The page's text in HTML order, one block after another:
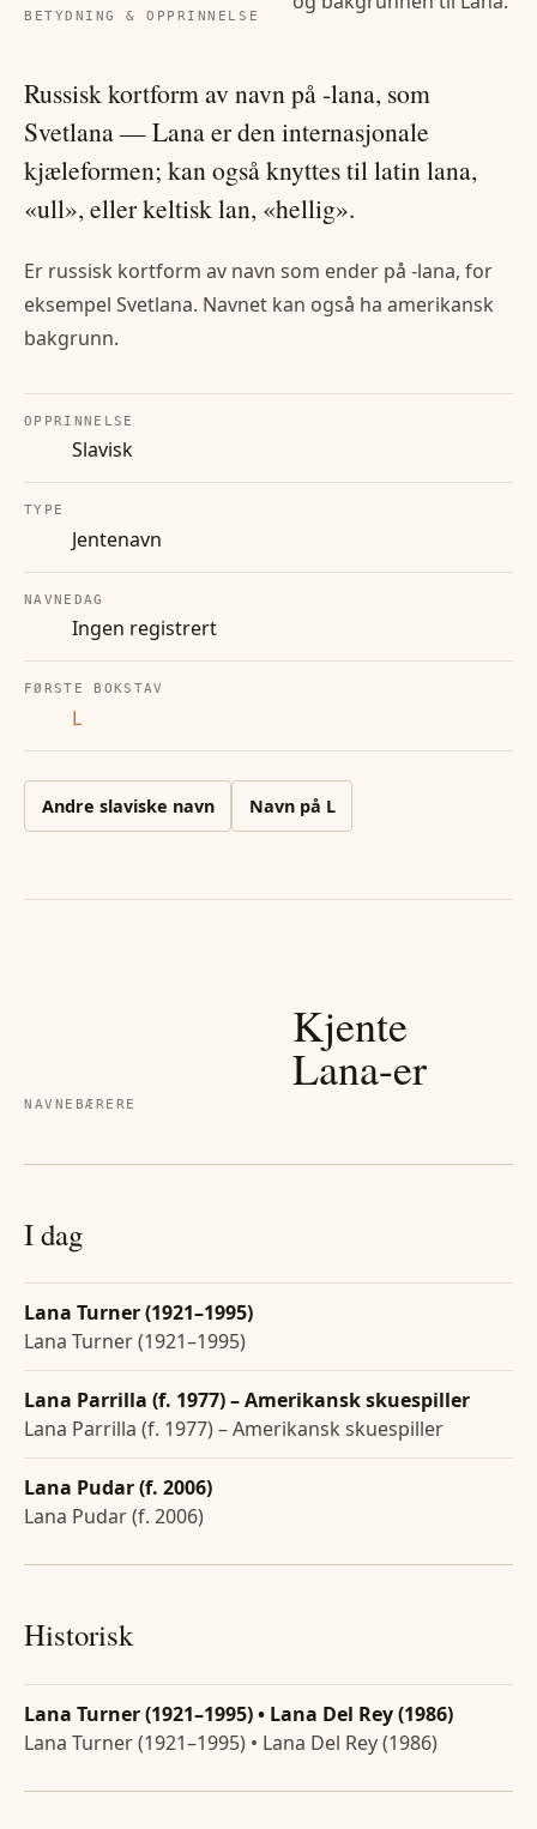
BETYDNING & OPPRINNELSE
Russisk kortform av navn på -lana, som
Svetlana — Lana er den internasjonale
kjæleformen; kan også knyttes til latin lana,
«ull», eller keltisk lan, «hellig».
Er russisk kortform av navn som ender på -lana, for
eksempel Svetlana. Navnet kan også ha amerikansk
bakgrunn.
OPPRINNELSE
Slavisk
TYPE
Jentenavn
NAVNEDAG
Ingen registrert
FØRSTE BOKSTAV
L
Andre slaviske navn Navn på L
NAVNEBÆRERE
Kjente
Lana-er
I dag
Lana Turner (1921–1995)
Lana Turner (1921–1995)
Lana Parrilla (f. 1977) – Amerikansk skuespiller
Lana Parrilla (f. 1977) – Amerikansk skuespiller
Lana Pudar (f. 2006)
Lana Pudar (f. 2006)
Historisk
Lana Turner (1921–1995) • Lana Del Rey (1986)
Lana Turner (1921–1995) • Lana Del Rey (1986)